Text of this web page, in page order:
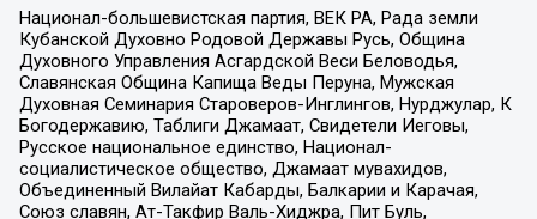
Национал-большевистская партия, ВЕК РА, Рада земли
Кубанской Духовно Родовой Державы Русь, Община
Духовного Управления Асгардской Веси Беловодья,
Славянская Община Капища Веды Перуна, Мужская
Духовная Семинария Староверов-Инглингов, Нурджулар, К
Богодержавию, Таблиги Джамаат, Свидетели Иеговы,
Русское национальное единство, Национал-
социалистическое общество, Джамаат мувахидов,
Объединенный Вилайат Кабарды, Балкарии и Карачая,
Союз славян, Ат-Такфир Валь-Хиджра, Пит Буль,